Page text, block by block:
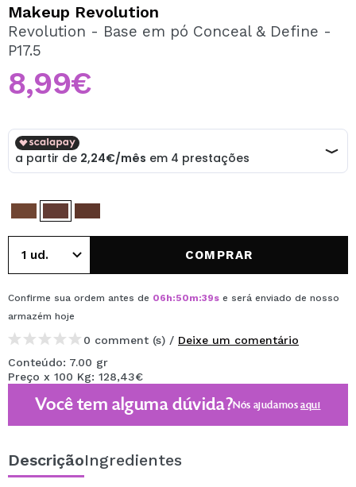
Ao criar uma conta no Maquibeauty.pt pode fazer as suas
compras rapidamente, verificar o estado das suas
Makeup Revolution
Revolution - Base em pó Conceal & Define -
P17.5
8,99€
COMPRAR
Confirme sua ordem antes de 06h:50m:39s e será enviado de nosso
armazém hoje
0 comment (s) / Deixe um comentário
Conteúdo: 7.00 gr
Preço x 100 Kg: 128,43€
Você tem alguma dúvida?Nós ajudamosaqui
DescriçãoIngredientes